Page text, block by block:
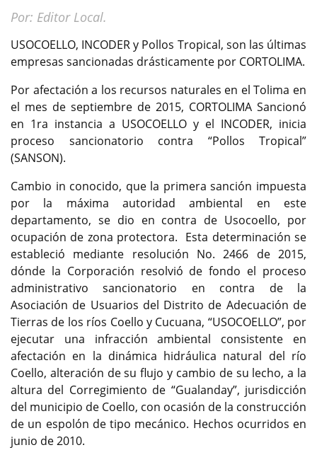
Por: Editor Local.
USOCOELLO, INCODER y Pollos Tropical, son las últimas
empresas sancionadas drásticamente por CORTOLIMA.
Por afectación a los recursos naturales en el Tolima en
el mes de septiembre de 2015, CORTOLIMA Sancionó
en 1ra instancia a USOCOELLO y el INCODER, inicia
proceso sancionatorio contra “Pollos Tropical”
(SANSON).
Cambio in conocido, que la primera sanción impuesta
por la máxima autoridad ambiental en este
departamento, se dio en contra de Usocoello, por
ocupación de zona protectora. Esta determinación se
estableció mediante resolución No. 2466 de 2015,
dónde la Corporación resolvió de fondo el proceso
administrativo sancionatorio en contra de la
Asociación de Usuarios del Distrito de Adecuación de
Tierras de los ríos Coello y Cucuana, “USOCOELLO”, por
ejecutar una infracción ambiental consistente en
afectación en la dinámica hidráulica natural del río
Coello, alteración de su flujo y cambio de su lecho, a la
altura del Corregimiento de “Gualanday”, jurisdicción
del municipio de Coello, con ocasión de la construcción
de un espolón de tipo mecánico. Hechos ocurridos en
junio de 2010.